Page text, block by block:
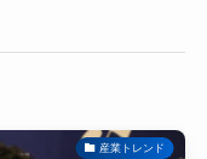
産業トレンド